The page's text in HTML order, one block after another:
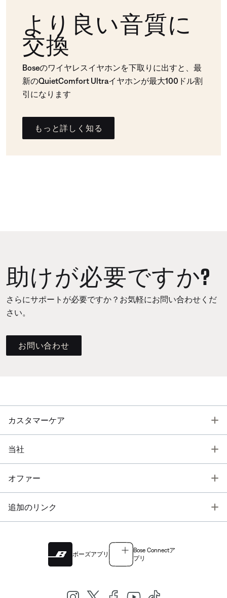
より良い音質に
交換
Boseのワイヤレスイヤホンを下取りに出すと、最
新のQuietComfort Ultraイヤホンが最大100ドル割
引になります
もっと詳しく知る
助けが必要ですか?
さらにサポートが必要ですか？お気軽にお問い合わせくだ
さい。
お問い合わせ
カスタマーケア
当社
オファー
追加のリンク
ボーズアプリ
Bose Connectア
プリ